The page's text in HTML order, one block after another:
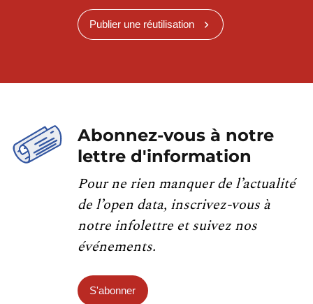
Publier une réutilisation
Abonnez-vous à notre
lettre d'information
Pour ne rien manquer de l’actualité
de l’open data, inscrivez-vous à
notre infolettre et suivez nos
événements.
S'abonner